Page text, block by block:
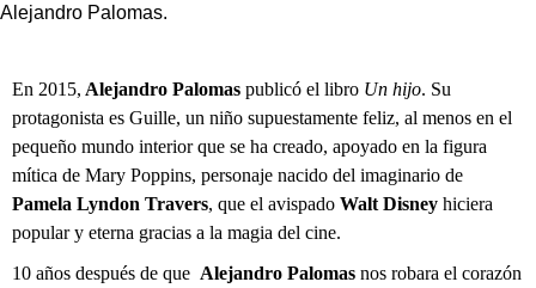
Alejandro Palomas.
En 2015, Alejandro Palomas publicó el libro Un hijo. Su
protagonista es Guille, un niño supuestamente feliz, al menos en el
pequeño mundo interior que se ha creado, apoyado en la figura
mítica de Mary Poppins, personaje nacido del imaginario de
Pamela Lyndon Travers, que el avispado Walt Disney hiciera
popular y eterna gracias a la magia del cine.
10 años después de que Alejandro Palomas nos robara el corazón